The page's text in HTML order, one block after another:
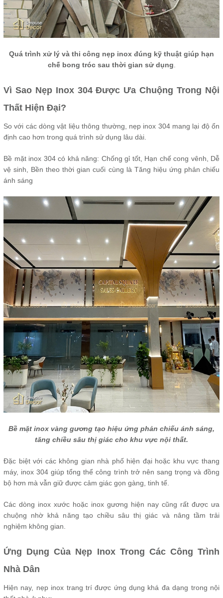
Quá trình xử lý và thi công nẹp inox đúng kỹ thuật giúp hạn
chế bong tróc sau thời gian sử dụng
Vì Sao Nẹp Inox 304 Được Ưa Chuộng Trong Nội
Thất Hiện Đại?
So với các dòng vật liệu thông thường, nẹp inox 304 mang lại độ ổn
định cao hơn trong quá trình sử dụng lâu dài.
Bề mặt inox 304 có khả năng: Chống gỉ tốt, Hạn chế cong vênh, Dễ
vệ sinh, Bền theo thời gian cuối cùng là Tăng hiệu ứng phản chiếu
ánh sáng
Bề mặt inox vàng gương tạo hiệu ứng phản chiếu ánh sáng,
tăng chiều sâu thị giác cho khu vực nội thất.
Đặc biệt với các không gian nhà phố hiện đại hoặc khu vực thang
máy, inox 304 giúp tổng thể công trình trở nên sang trọng và đồng
bộ hơn mà vẫn giữ được cảm giác gọn gàng, tinh tế.
Các dòng inox xước hoặc inox gương hiện nay cũng rất được ưa
chuộng nhờ khả năng tạo chiều sâu thị giác và nâng tầm trải
nghiệm không gian.
Ứng Dụng Của Nẹp Inox Trong Các Công Trình
Nhà Dân
Hiện nay, nẹp inox trang trí được ứng dụng khá đa dạng trong nội